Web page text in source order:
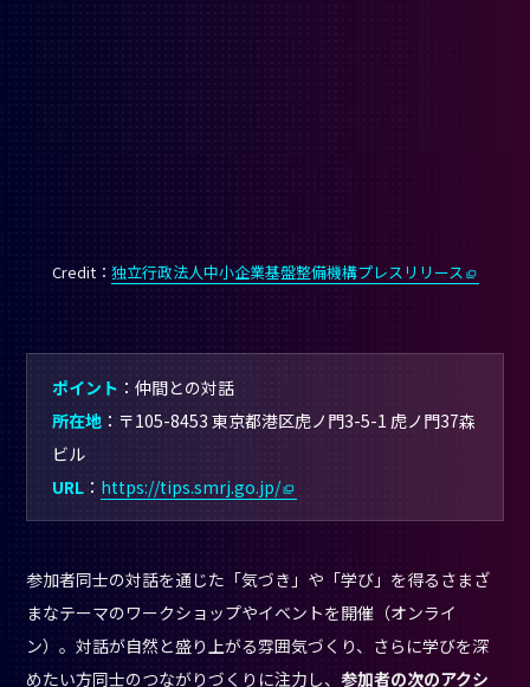
参加者同士の対話を通じた「気づき」や「学び」を得るさまざ
ン）。対話が自然と盛り上がる雰囲気づくり、さらに学びを深
めたい方同士のつながりづくりに注力し、
ョンにつながる「心のスイッチが入る」ような場づくりがなさ
れています。講座・イベントは「新たな気づきや学び、きっか
け」「特定テーマ等での対話やワーク、体験」「ビジネススキ
ル等の学び合い」「『実践の第一歩』に向けた対話や学び合
ぞれに合った受講が可能です。